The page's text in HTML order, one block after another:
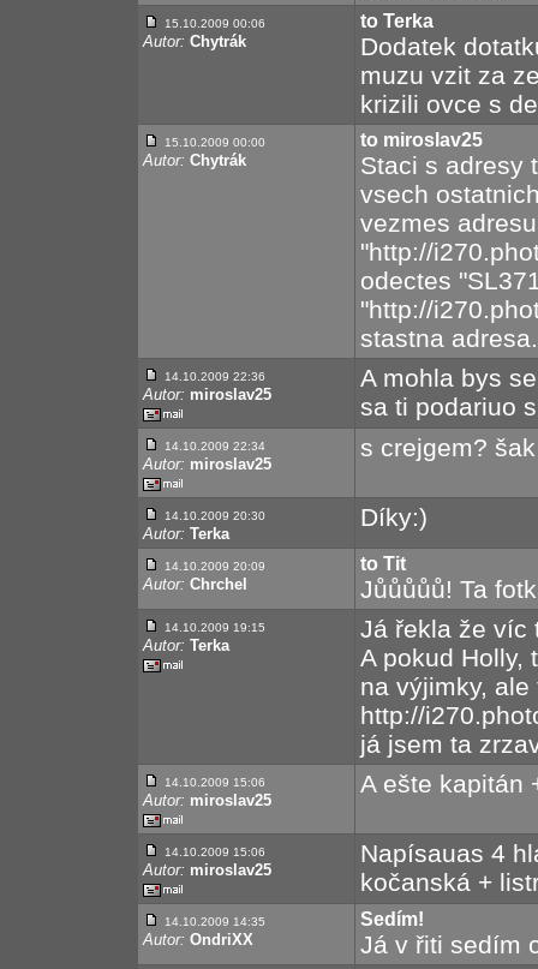
15.10.2009 00:06
Autor: Chytrák
to Terka
Dodatek
muzu vzit za
krizili ovce s
15.10.2009 00:00
Autor: Chytrák
to miroslav25
Staci s adresy
vsech
vezmes adresu
"http://
odectes
"http://
stastna adresa.
14.10.2009 22:36
Autor: miroslav25
A mohla bys
sa ti podariuo
14.10.2009 22:34
Autor: miroslav25
s crejgem?
14.10.2009 20:30
Autor: Terka
Díky:)
14.10.2009 20:09
Autor: Chrchel
to Tit
Jůůůůů! Ta
14.10.2009 19:15
Autor: Terka
Já řekla že víc
A pokud Holly,
na výjimky,
http://
já jsem ta
14.10.2009 15:06
Autor: miroslav25
A ešte kapitán
14.10.2009 15:06
Autor: miroslav25
Napísauas 4
kočanská +
14.10.2009 14:35
Autor: OndriXX
Sedím!
Já v řiti sedím